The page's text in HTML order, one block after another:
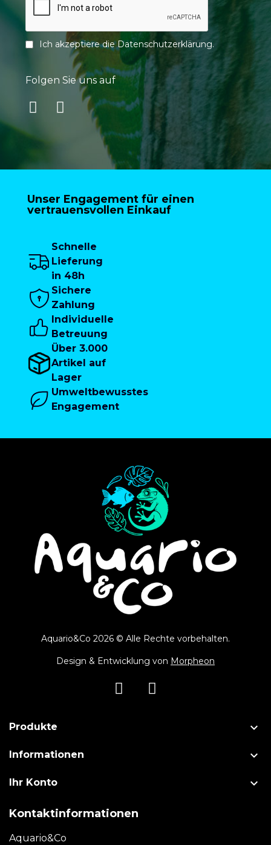
Ich akzeptiere dieDatenschutzerklärung.
Folgen Sie uns auf
Unser Engagement für einen
vertrauensvollen Einkauf
Schnelle
Lieferung
in 48h
Sichere
Zahlung
Individuelle
Betreuung
Über 3.000
Artikel auf
Lager
Umweltbewusstes
Engagement
Aquario&Co 2026 © Alle Rechte vorbehalten.
Design & Entwicklung von Morpheon
Produkte 
Informationen 
Ihr Konto 
Kontaktinformationen
Aquario&Co